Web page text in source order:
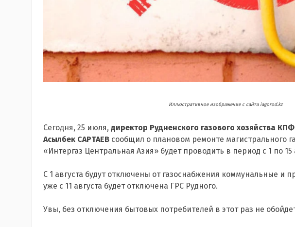
Иллюстративное изображение с сайта iagorod.kz
Сегодня, 25 июля, директор Рудненского газового хозяйства КПФ
Асылбек САРТАЕВ сообщил о плановом ремонте магистрального
«Интергаз Центральная Азия» будет проводить в период с 1 по 15
С 1 августа будут отключены от газоснабжения коммунальные и
уже с 11 августа будет отключена ГРС Рудного.
Увы, без отключения бытовых потребителей в этот раз не